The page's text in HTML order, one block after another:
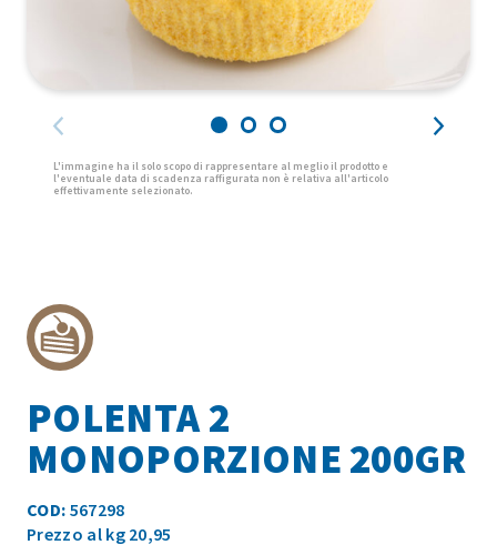
POLENTA 2
MONOPORZIONE 200GR
COD: 567298
Prezzo al kg 20,95